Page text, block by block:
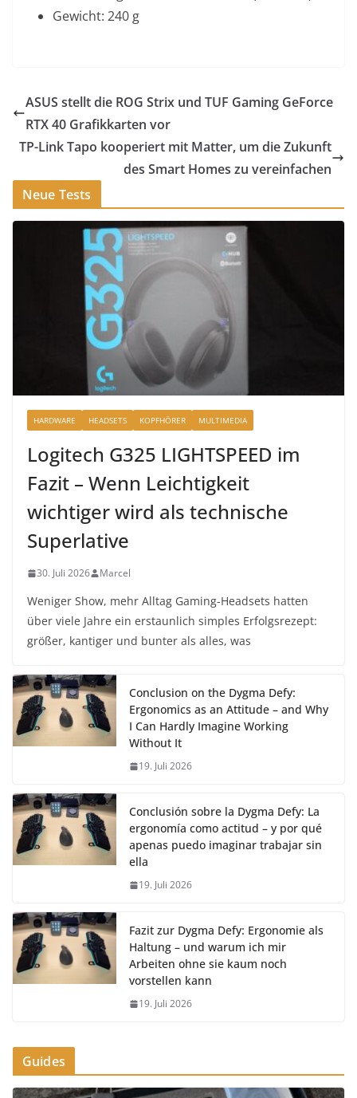
Gewicht: 240 g
ASUS stellt die ROG Strix und TUF Gaming GeForce
RTX 40 Grafikkarten vor
TP-Link Tapo kooperiert mit Matter, um die Zukunft
des Smart Homes zu vereinfachen
Neue Tests
HARDWARE HEADSETS KOPFHÖRER MULTIMEDIA
Logitech G325 LIGHTSPEED im
Fazit – Wenn Leichtigkeit
wichtiger wird als technische
Superlative
30. Juli 2026 Marcel
Weniger Show, mehr Alltag Gaming-Headsets hatten
über viele Jahre ein erstaunlich simples Erfolgsrezept:
größer, kantiger und bunter als alles, was
Conclusion on the Dygma Defy:
Ergonomics as an Attitude – and Why
I Can Hardly Imagine Working
Without It
19. Juli 2026
Conclusión sobre la Dygma Defy: La
ergonomía como actitud – y por qué
apenas puedo imaginar trabajar sin
ella
19. Juli 2026
Fazit zur Dygma Defy: Ergonomie als
Haltung – und warum ich mir
Arbeiten ohne sie kaum noch
vorstellen kann
19. Juli 2026
Guides